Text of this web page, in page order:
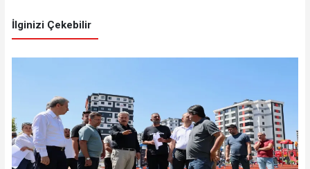
İlginizi Çekebilir